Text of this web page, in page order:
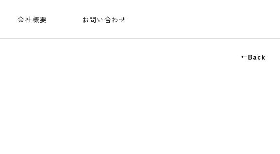
会社概要 お問い合わせ
←Back